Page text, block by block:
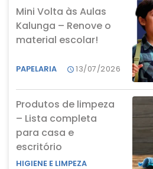
Mini Volta às Aulas
Kalunga – Renove o
material escolar!
PAPELARIA 13/07/2026
Produtos de limpeza
– Lista completa
para casa e
escritório
HIGIENE E LIMPEZA